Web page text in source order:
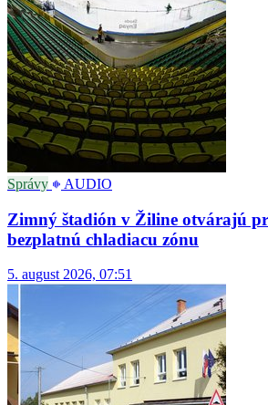
Správy AUDIO
Zimný štadión v Žiline otvárajú
bezplatnú chladiacu zónu
5. august 2026, 07:51